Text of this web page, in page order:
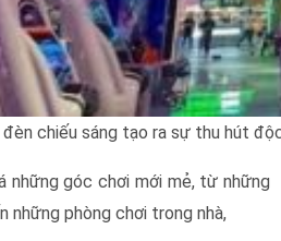
chiếu sáng tạo ra sự thu hút
những góc chơi mới mẻ, từ những
những phòng chơi trong nhà,